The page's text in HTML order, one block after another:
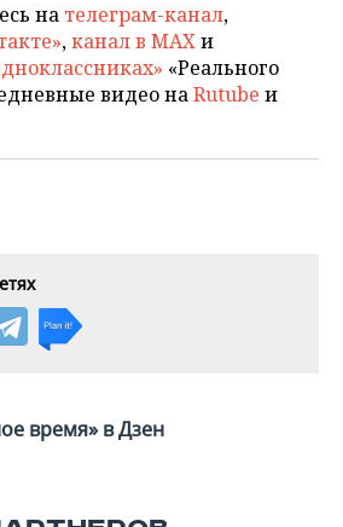
на телеграм-канал,
,канал в MAXи
«Реального
видео наRutube и
время» в Дзен